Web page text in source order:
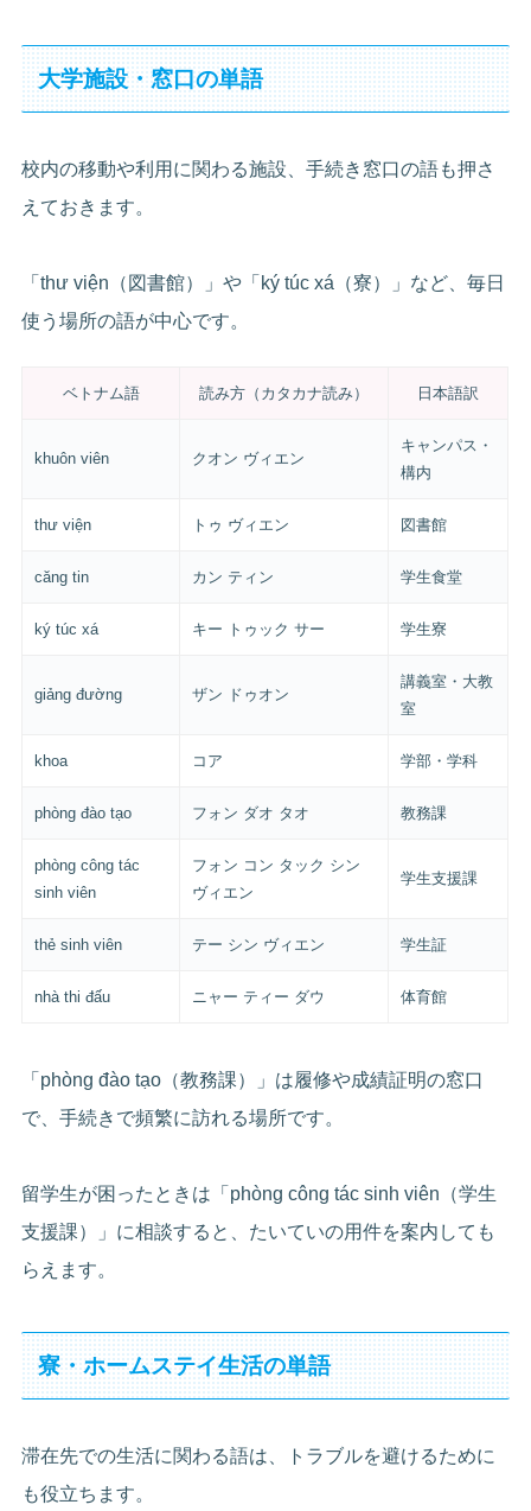
大学施設・窓口の単語
校内の移動や利用に関わる施設、手続き窓口の語も押さ
えておきます。
「thư viện（図書館）」や「ký túc xá（寮）」など、毎日
使う場所の語が中心です。
ベトナム語 読み方（カタカナ読み） 日本語訳
khuôn viên クオン ヴィエン
キャンパス・
構内
thư viện トゥ ヴィエン 図書館
căng tin カン ティン 学生食堂
ký túc xá キー トゥック サー 学生寮
giảng đường ザン ドゥオン
講義室・大教
室
khoa コア 学部・学科
phòng đào tạo フォン ダオ タオ 教務課
phòng công tác
sinh viên
フォン コン タック シン
ヴィエン
学生支援課
thẻ sinh viên テー シン ヴィエン 学生証
nhà thi đấu ニャー ティー ダウ 体育館
「phòng đào tạo（教務課）」は履修や成績証明の窓口
で、手続きで頻繁に訪れる場所です。
留学生が困ったときは「phòng công tác sinh viên（学生
支援課）」に相談すると、たいていの用件を案内しても
らえます。
寮・ホームステイ生活の単語
滞在先での生活に関わる語は、トラブルを避けるために
も役立ちます。